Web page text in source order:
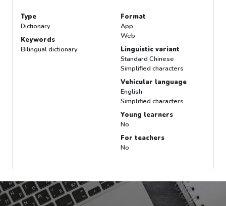
Type
Dictionary
Keywords
Bilingual dictionary
Format
App
Web
Linguistic variant
Standard Chinese
Simplified characters
Vehicular language
English
Simplified characters
Young learners
No
For teachers
No